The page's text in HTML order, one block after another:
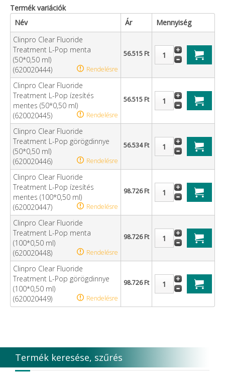
Termék variációk
Név
Ár
Mennyiség
Clinpro Clear Fluoride
Treatment L-Pop menta
(50*0,50 ml)
(620020444)
Rendelésre
56.515 Ft
Clinpro Clear Fluoride
Treatment L-Pop ízesítés
mentes (50*0,50 ml)
(620020445)
Rendelésre
56.515 Ft
Clinpro Clear Fluoride
Treatment L-Pop görögdinnye
(50*0,50 ml)
(620020446)
Rendelésre
56.534 Ft
Clinpro Clear Fluoride
Treatment L-Pop ízesítés
mentes (100*0,50 ml)
(620020447)
Rendelésre
98.726 Ft
Clinpro Clear Fluoride
Treatment L-Pop menta
(100*0,50 ml)
(620020448)
Rendelésre
98.726 Ft
Clinpro Clear Fluoride
Treatment L-Pop görögdinnye
(100*0,50 ml)
(620020449)
Rendelésre
98.726 Ft
Termék keresése, szűrés